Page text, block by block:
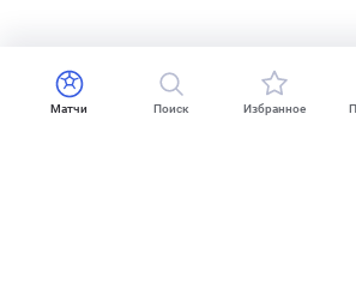
Матчи Поиск Избранное